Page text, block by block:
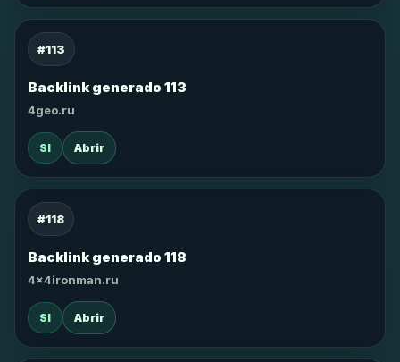
#113
Backlink generado 113
4geo.ru
SI Abrir
#118
Backlink generado 118
4x4ironman.ru
SI Abrir